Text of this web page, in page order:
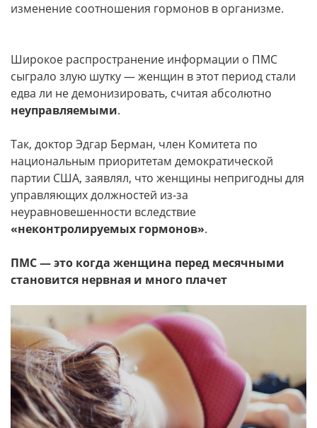
изменение соотношения гормонов в организме.
Широкое распространение информации о ПМС
сыграло злую шутку — женщин в этот период стали
едва ли не демонизировать, считая абсолютно
неуправляемыми.
Так, доктор Эдгар Берман, член Комитета по
национальным приоритетам демократической
партии США, заявлял, что женщины непригодны для
управляющих должностей из-за
неуравновешенности вследствие
«неконтролируемых гормонов».
ПМС — это когда женщина перед месячными
становится нервная и много плачет